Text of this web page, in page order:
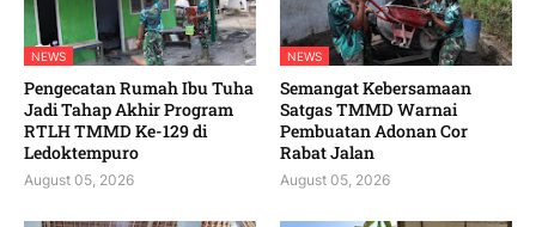
NEWS
Pengecatan Rumah Ibu Tuha
Jadi Tahap Akhir Program
RTLH TMMD Ke-129 di
Ledoktempuro
August 05, 2026
NEWS
Semangat Kebersamaan
Satgas TMMD Warnai
Pembuatan Adonan Cor
Rabat Jalan
August 05, 2026